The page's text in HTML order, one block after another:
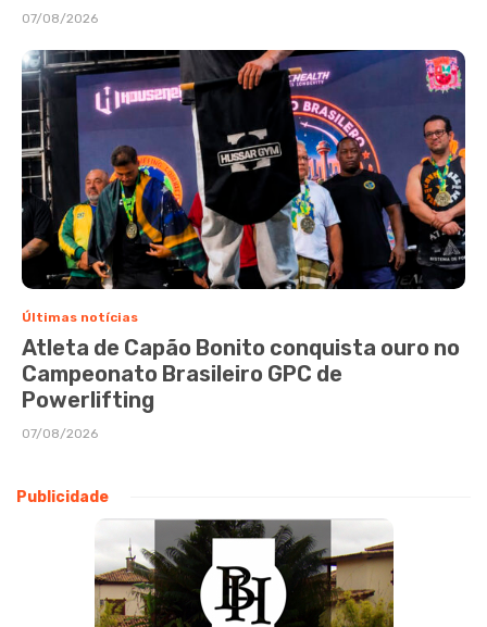
07/08/2026
Últimas notícias
Atleta de Capão Bonito conquista ouro no
Campeonato Brasileiro GPC de
Powerlifting
07/08/2026
Publicidade